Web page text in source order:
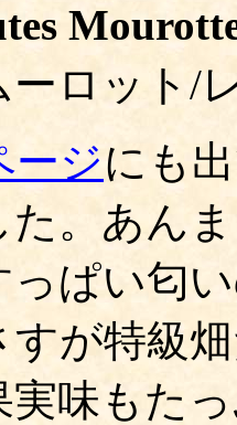
ーロット/
ージにも
た。あん
っぱい匂
すが特級
実味もた